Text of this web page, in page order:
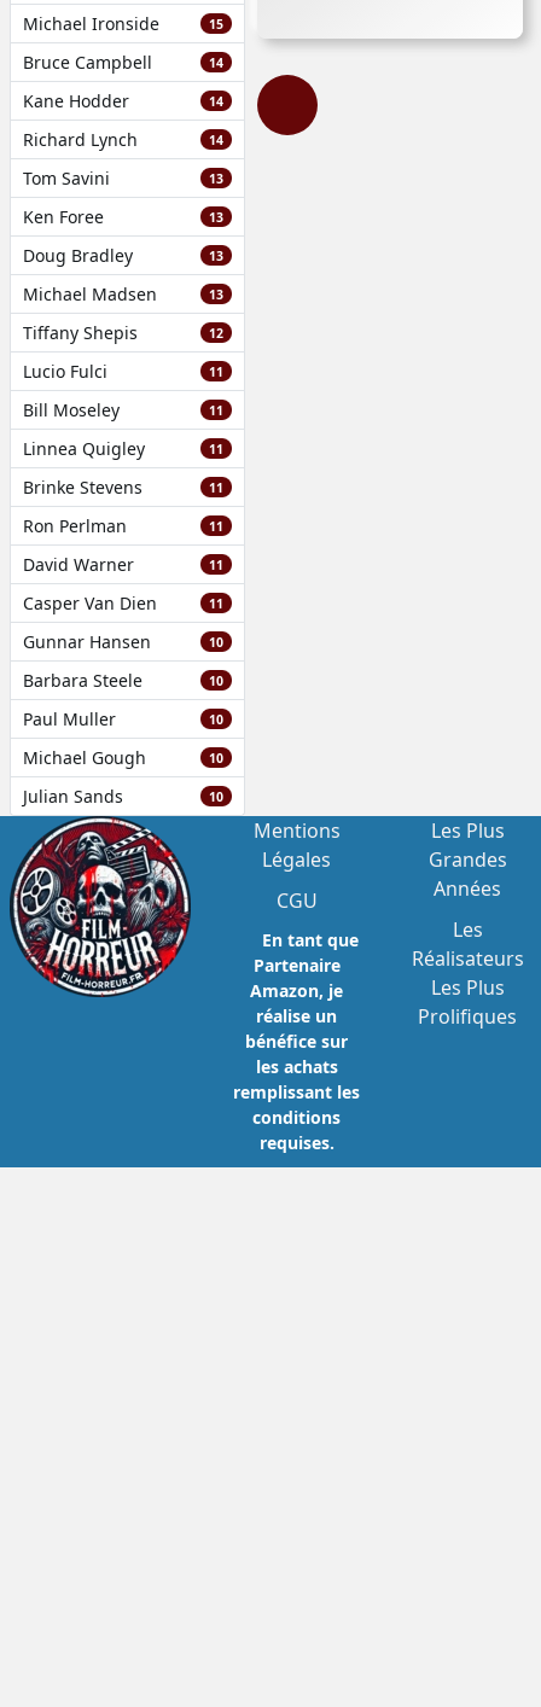
Michael Ironside 15
Bruce Campbell 14
Kane Hodder 14
Richard Lynch 14
Tom Savini 13
Ken Foree 13
Doug Bradley 13
Michael Madsen 13
Tiffany Shepis 12
Lucio Fulci 11
Bill Moseley 11
Linnea Quigley 11
Brinke Stevens 11
Ron Perlman 11
David Warner 11
Casper Van Dien 11
Gunnar Hansen 10
Barbara Steele 10
Paul Muller 10
Michael Gough 10
Julian Sands 10
Mentions
Légales
CGU
En tant que
Partenaire
Amazon, je
réalise un
bénéfice sur
les achats
remplissant les
conditions
requises.
Les Plus
Grandes
Années
Les
Réalisateurs
Les Plus
Prolifiques